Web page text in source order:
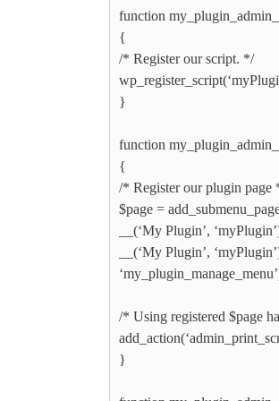
function
{
/* Register our script. */
}
function
{
/* Register our plugin page
$page =
__(‘My Plugin’,
__(‘My Plugin’,
/* Using registered $page
}